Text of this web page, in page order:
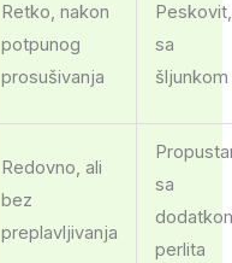
Retko, nakon
potpunog
prosušivanja
Peskovit,
sa
šljunkom
Redovno, ali
bez
preplavljivanja
sa
perlita